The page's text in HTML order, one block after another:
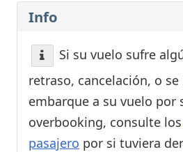
Info
Si su vuelo sufre
retraso, cancelación, o se
embarque a su vuelo por
overbooking, consulte los
pasajero por si tuviera